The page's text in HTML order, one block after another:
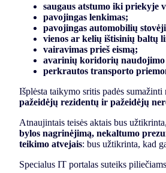
saugaus atstumo iki priekyje
pavojingas lenkimas;
pavojingas automobilių
vienos ar kelių ištisinių baltų
vairavimas prieš eismą;
avarinių koridorių naudojimo
perkrautos transporto
Išplėsta taikymo sritis padės
pažeidėjų rezidentų ir pažeidėjų
Atnaujintais teisės aktais bus
bylos nagrinėjimą, nekaltumo
teikimo atvejais: bus užtikrinta, kad
Specialus IT portalas suteiks